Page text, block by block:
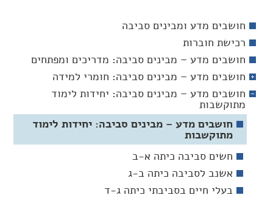
חושבים מדע ומבינים סביבה
רכישת חוברות
חושבים מדע – מבינים סביבה: מדריכים ומפתחים
חושבים מדע – מבינים סביבה: חומרי למידה
חושבים מדע – מבינים סביבה: יחידות לימוד
מתוקשבות
חושבים מדע – מבינים סביבה: יחידות לימוד
מתוקשבות
חשים סביבה כיתה א-ב
אשנב לסביבה כיתה ב-ג
בעלי חיים בסביבתי כיתה ג-ד